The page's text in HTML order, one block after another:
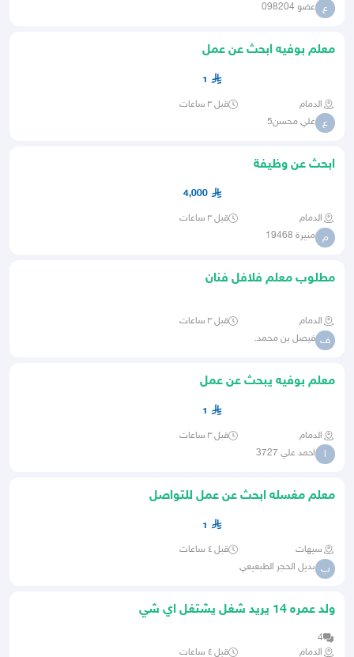
ع عضو 098204
معلم بوفيه ابحث عن عمل
1
الدمام قبل ٣ ساعات
ع علي محسن5
ابحث عن وظيفة
4,000
الدمام قبل ٣ ساعات
م منيرة 19468
مطلوب معلم فلافل فنان
الدمام قبل ٣ ساعات
ف فيصل بن محمد.
معلم بوفيه يبحث عن عمل
1
الدمام قبل ٣ ساعات
ا احمد علي 3727
معلم مغسله ابحث عن عمل للتواصل
1
سيهات قبل ٤ ساعات
ب بديل الحجر الطبعيعي
ولد عمره 14 يريد شغل يشتغل اي شي
4
الدمام
قبل ٤ ساعات